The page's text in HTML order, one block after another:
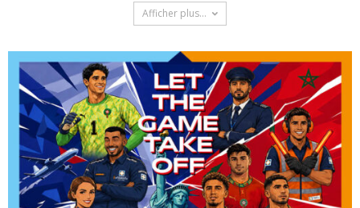
Afficher plus...